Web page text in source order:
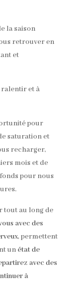
la saison
retrouver en
et
ralentir et à
pour
saturation et
recharger,
mois et de
pour nous
tout au long de
avec des
, permettent
un état de
avec des
à